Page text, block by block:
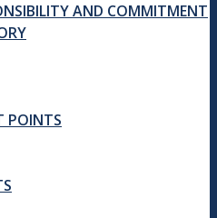
AND COMMITMENT
POINTS